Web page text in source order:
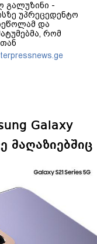
გალუზინი -
უპრეცედენტო
და
რომ
უარი
ის შედეგი არ
ავაშენოთ
Galaxy
მაღაზიებშიც